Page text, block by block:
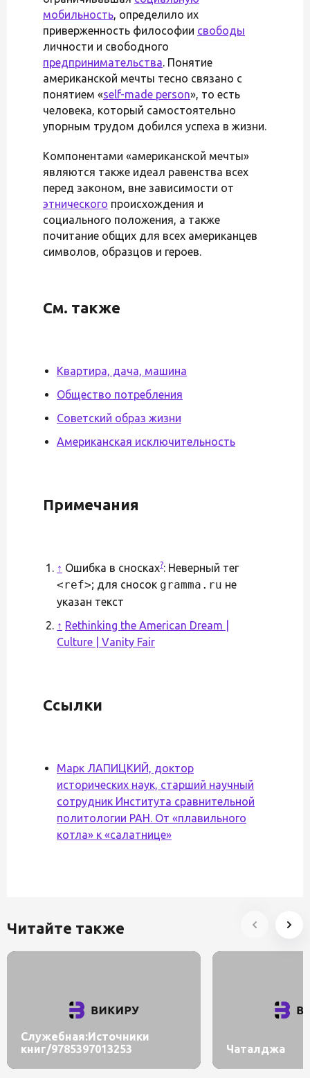
мобильность, определило их
приверженность философии свободы
личности и свободного
предпринимательства. Понятие
американской мечты тесно связано с
понятием «self-made person», то есть
человека, который самостоятельно
упорным трудом добился успеха в жизни.
Компонентами «американской мечты»
являются также идеал равенства всех
перед законом, вне зависимости от
этнического происхождения и
социального положения, а также
почитание общих для всех американцев
символов, образцов и героев.
См. также
Квартира, дача, машина
Общество потребления
Советский образ жизни
Американская исключительность
Примечания
↑ Ошибка в сносках?: Неверный тег
<ref>; для сносок gramma.ru не
указан текст
↑ Rethinking the American Dream |
Culture | Vanity Fair
Ссылки
Марк ЛАПИЦКИЙ, доктор
исторических наук, старший научный
сотрудник Института сравнительной
политологии РАН. От «плавильного
котла» к «салатнице»
Читайте также
Служебная:Источники
книг/9785397013253
Чаталджа